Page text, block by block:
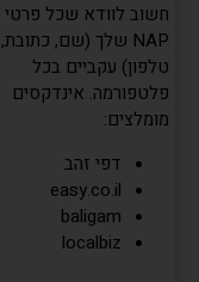
חשוב לוודא שכל פרטי
NAP שלך (שם, כתובת,
טלפון) עקביים בכל
פלטפורמה. אינדקסים
מומלצים:
דפי זהב
easy.co.il
baligam
localbiz